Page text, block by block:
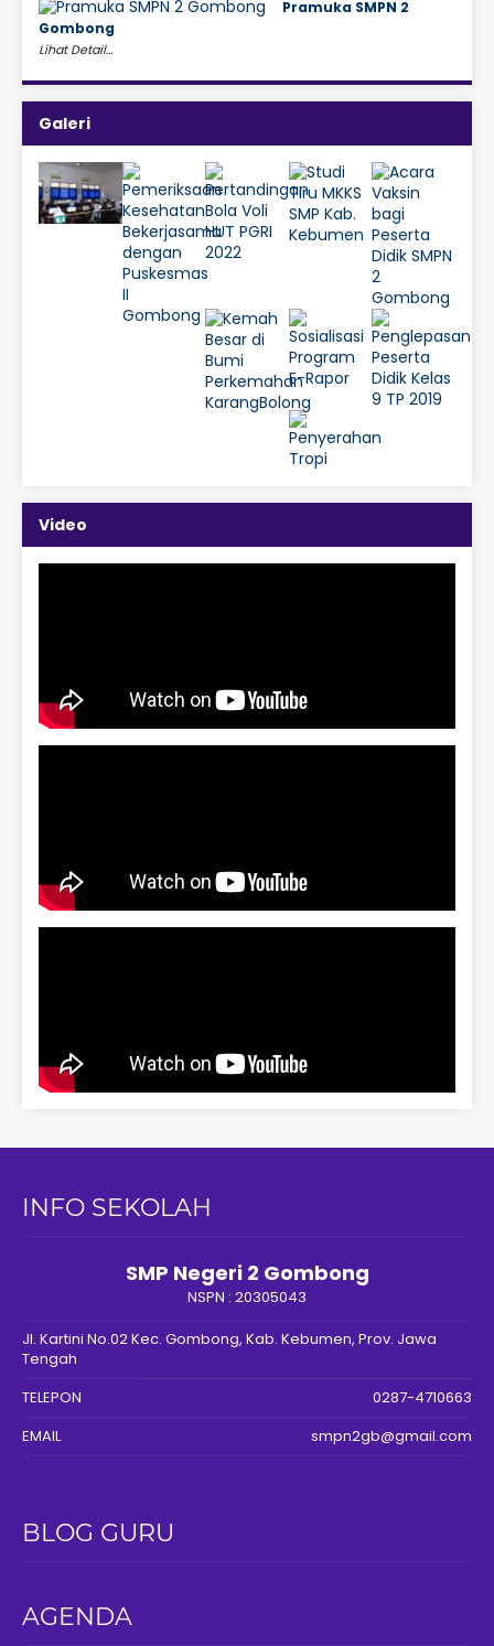
Pramuka SMPN 2
Gombong
Lihat Detail...
Galeri
Video
INFO SEKOLAH
SMP Negeri 2 Gombong
NSPN : 20305043
Jl. Kartini No.02 Kec. Gombong, Kab. Kebumen, Prov. Jawa
Tengah
TELEPON
0287-4710663
EMAIL
smpn2gb@gmail.com
BLOG GURU
AGENDA